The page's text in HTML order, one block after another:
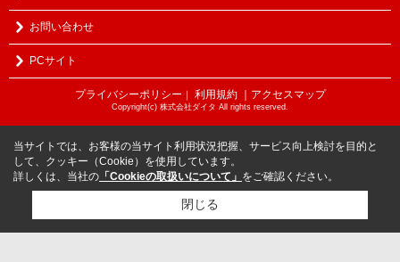
お問い合わせ
PCサイト
プライバシーポリシー ｜ 利用規約 ｜アクセスマップ
Copyright(c) 株式会社ダイタ All rights reserved.
当サイトでは、お客様の当サイト利用状況把握、サービス向上検討を目的と
して、クッキー（Cookie）を使用しています。
詳しくは、当社の 「Cookieの取扱いについて」 をご確認ください。
閉じる